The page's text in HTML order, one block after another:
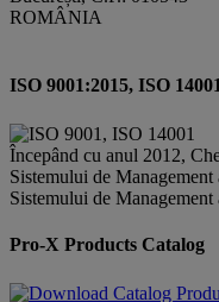
ROMÂNIA
ISO 9001:2015, ISO
Începând cu anul 2012,
Sistemului de
Sistemului de
Pro-X Products Catalog